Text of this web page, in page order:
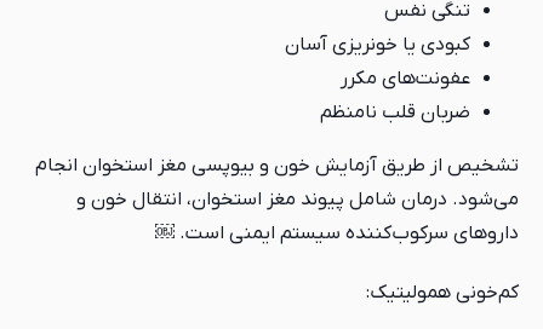
تنگی نفس
کبودی یا خونریزی آسان
عفونت‌های مکرر
ضربان قلب نامنظم
تشخیص از طریق آزمایش خون و بیوپسی مغز استخوان انجام
می‌شود. درمان شامل پیوند مغز استخوان، انتقال خون و
داروهای سرکوب‌کننده سیستم ایمنی است. ￼
کم‌خونی همولیتیک: